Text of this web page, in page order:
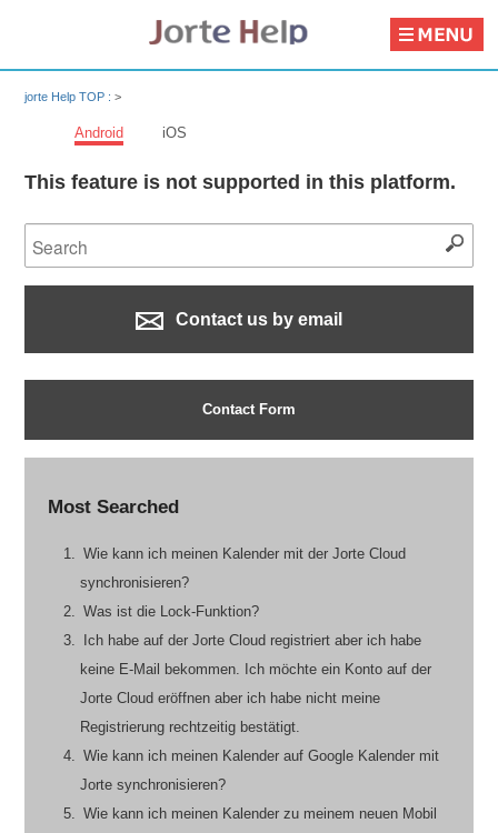
jorte Help TOP :>
Android iOS
This feature is not supported in this platform.
Contact us by email
Contact Form
Most Searched
Wie kann ich meinen Kalender mit der Jorte Cloud
synchronisieren?
Was ist die Lock-Funktion?
Ich habe auf der Jorte Cloud registriert aber ich habe
keine E-Mail bekommen. Ich möchte ein Konto auf der
Jorte Cloud eröffnen aber ich habe nicht meine
Registrierung rechtzeitig bestätigt.
Wie kann ich meinen Kalender auf Google Kalender mit
Jorte synchronisieren?
Wie kann ich meinen Kalender zu meinem neuen Mobil